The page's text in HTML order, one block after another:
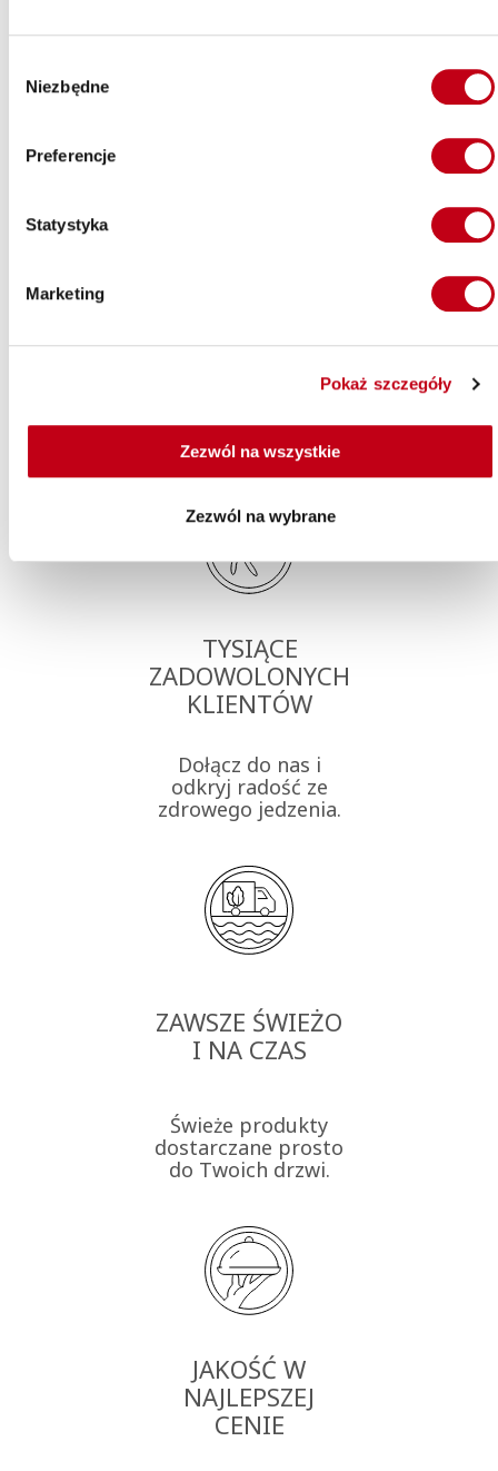
zgody
Niezbędne
Preferencje
Statystyka
Marketing
Pokaż szczegóły
Zezwól na wszystkie
Zezwól na wybrane
pudełkowej, nie trać czasu i już dziś skonsultuj się z
jaki rodzaj diety warto postawić oraz jak określać kaloryczność
posiłków. Catering dietetyczny w Żorach to także
bezproblemowa i bezpieczna dostawa (możliwe opcje to
przykładowo dostawa do domu lub dostawa do pracy, a także
oszczędność czasu i pieniędzy. Zamów catering w Żorach już
dziś i dołącz do tysięcy zadowolonych klientów w całej Polsce.
Dlaczego Maczfit?
TYSIĄCE
ZADOWOLONYCH
KLIENTÓW
Dołącz do nas i
odkryj radość ze
zdrowego jedzenia.
ZAWSZE ŚWIEŻO
I NA CZAS
Świeże produkty
dostarczane prosto
do Twoich drzwi.
JAKOŚĆ W
NAJLEPSZEJ
CENIE